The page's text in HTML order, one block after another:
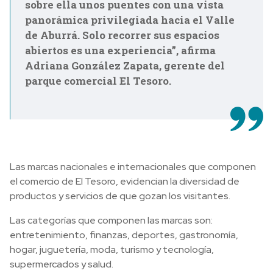
sobre ella unos puentes con una vista
panorámica privilegiada hacia el Valle
de Aburrá. Solo recorrer sus espacios
abiertos es una experiencia”, afirma
Adriana González Zapata, gerente del
parque comercial El Tesoro.
Las marcas nacionales e internacionales que componen
el comercio de El Tesoro, evidencian la diversidad de
productos y servicios de que gozan los visitantes.
Las categorías que componen las marcas son:
entretenimiento, finanzas, deportes, gastronomía,
hogar, juguetería, moda, turismo y tecnología,
supermercados y salud.